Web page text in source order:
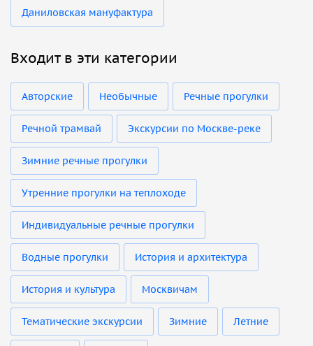
Даниловская мануфактура
Входит в эти категории
Авторские Необычные Речные прогулки
Речной трамвай Экскурсии по Москве-реке
Зимние речные прогулки
Утренние прогулки на теплоходе
Индивидуальные речные прогулки
Водные прогулки История и архитектура
История и культура Москвичам
Тематические экскурсии Зимние Летние